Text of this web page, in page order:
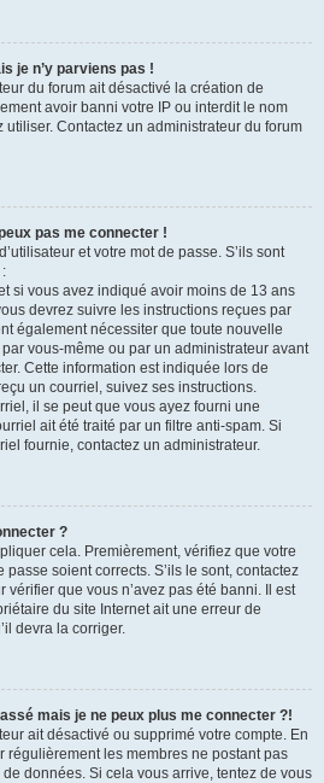
je n’y parviens pas !
du forum ait désactivé la création de
avoir banni votre IP ou interdit le nom
utiliser. Contactez un administrateur du forum
pas me connecter !
et votre mot de passe. S’ils sont
si vous avez indiqué avoir moins de 13 ans
devrez suivre les instructions reçues par
également nécessiter que toute nouvelle
vous-même ou par un administrateur avant
Cette information est indiquée lors de
un courriel, suivez ses instructions.
il se peut que vous ayez fourni une
ait été traité par un filtre anti-spam. Si
fournie, contactez un administrateur.
?
cela. Premièrement, vérifiez que votre
passe soient corrects. S’ils le sont, contactez
que vous n’avez pas été banni. Il est
du site Internet ait une erreur de
devra la corriger.
mais je ne peux plus me connecter ?!
ait désactivé ou supprimé votre compte. En
régulièrement les membres ne postant pas
données. Si cela vous arrive, tentez de vous